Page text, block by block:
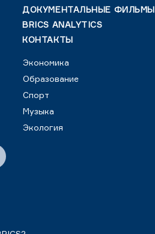
ДОКУМЕНТАЛЬНЫЕ ФИЛЬМЫ
BRICS ANALYTICS
КОНТАКТЫ
Экономика
Образование
Спорт
Музыка
Экология